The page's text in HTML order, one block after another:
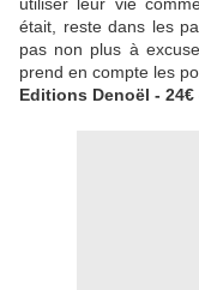
était, reste dans les
pas non plus à
prend en compte les
Editions Denoël -